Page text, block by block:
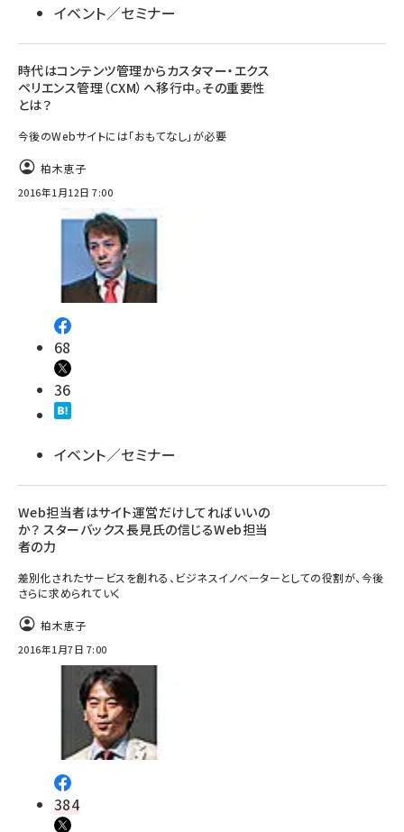
イベント／セミナー
時代はコンテンツ管理からカスタマー・エクス
ペリエンス管理（CXM）へ移行中。その重要性
とは？
今後のWebサイトには「おもてなし」が必要
柏木恵子
2016年1月12日 7:00
68
36
イベント／セミナー
Web担当者はサイト運営だけしてればいいの
か？ スターバックス長見氏の信じるWeb担当
者の力
差別化されたサービスを創れる、ビジネスイノベーターとしての役割が、今後
さらに求められていく
柏木恵子
2016年1月7日 7:00
384